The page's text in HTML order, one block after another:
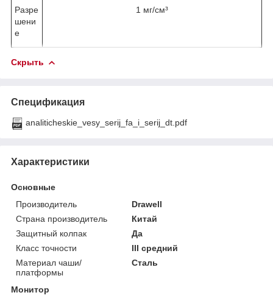
Разре
шени
е
1 мг/см³
Скрыть
Спецификация
analiticheskie_vesy_serij_fa_i_serij_dt.pdf
Характеристики
Основные
Производитель
Drawell
Страна производитель
Китай
Защитный колпак
Да
Класс точности
III средний
Материал чаши/
платформы
Сталь
Монитор